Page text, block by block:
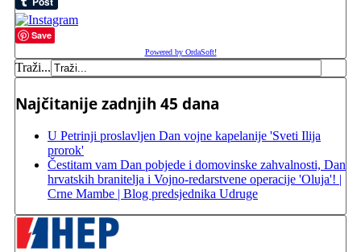
Save
Powered by OrdaSoft!
Traži...
Najčitanije zadnjih 45 dana
U Petrinji proslavljen Dan vojne kapelanije 'Sveti Ilija
prorok'
Čestitam vam Dan pobjede i domovinske zahvalnosti, Dan
hrvatskih branitelja i Vojno-redarstvene operacije 'Oluja'! |
Crne Mambe | Blog predsjednika Udruge